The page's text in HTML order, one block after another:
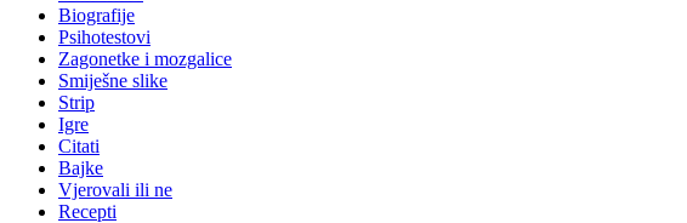
Biografije
Psihotestovi
Zagonetke i mozgalice
Smiješne slike
Strip
Igre
Citati
Bajke
Vjerovali ili ne
Recepti